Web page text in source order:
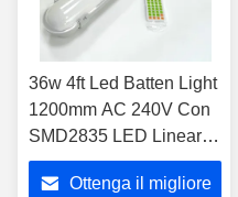
36w 4ft Led Batten Light
1200mm AC 240V Con
SMD2835 LED Linear
Light
Ottenga il migliore